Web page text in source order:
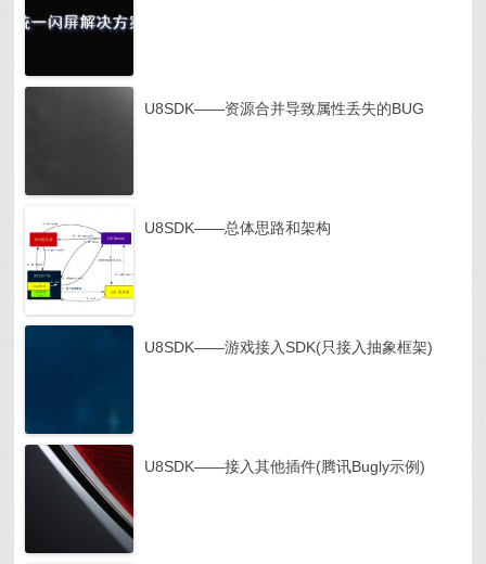
U8SDK——资源合并导致属性丢失的BUG
U8SDK——总体思路和架构
U8SDK——游戏接入SDK(只接入抽象框架)
U8SDK——接入其他插件(腾讯Bugly示例)